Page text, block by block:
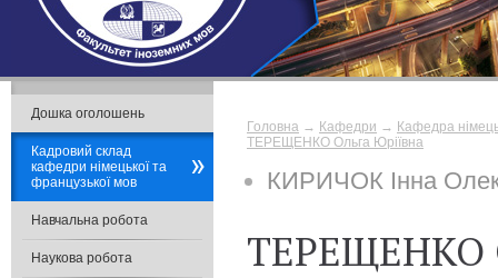
Головна → Кафедри → Кафедра
ТЕРЕЩЕНКО Ольга Юріївна
КИРИЧОК Інна
ТЕРЕЩЕНКО
Дошка оголошень
Кадровий склад
кафедри німецької та
французької мов
Навчальна робота
Наукова робота